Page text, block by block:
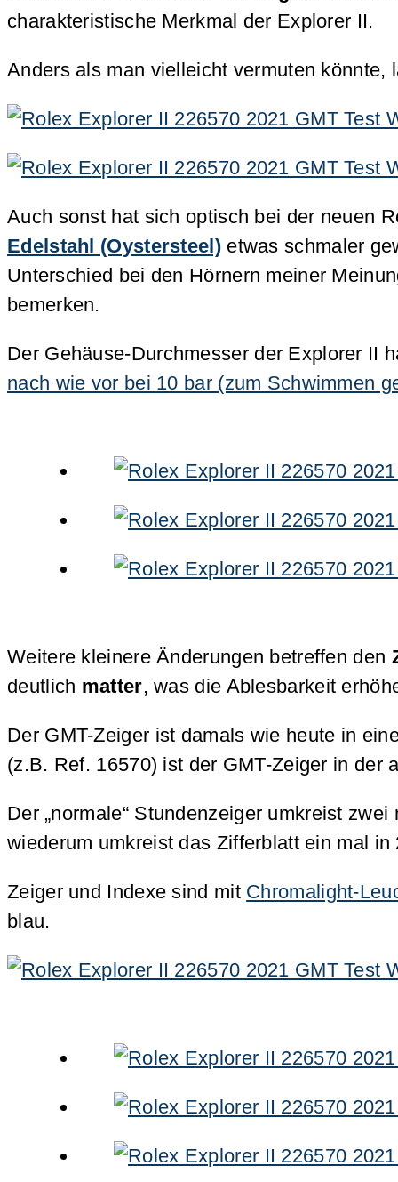
charakteristische Merkmal der Explorer II.
Anders als man vielleicht vermuten
Auch sonst hat sich optisch bei der neuen
Edelstahl (Oystersteel)etwas schmaler
Unterschied bei den Hörnern meiner
bemerken.
Der Gehäuse-Durchmesser der Explorer II
nach wie vor bei 10 bar (zum Schwimmen
Weitere kleinere Änderungen betreffen den
deutlich matter, was die Ablesbarkeit
Der GMT-Zeiger ist damals wie heute in
(z.B. Ref. 16570) ist der GMT-Zeiger in der
Der „normale“ Stundenzeiger umkreist
wiederum umkreist das Zifferblatt ein mal
Zeiger und Indexe sind mit Chromalight-
blau.